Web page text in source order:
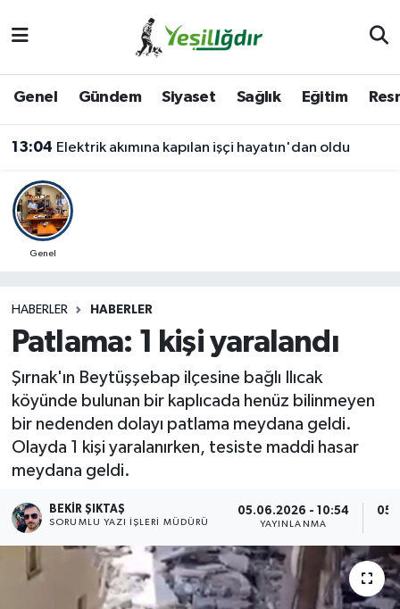
Genel Gündem Siyaset Sağlık Eğitim
13:04 Elektrik akımına kapılan işçi hayatın'dan oldu
Genel
HABERLER HABERLER
Patlama: 1 kişi yaralandı
Şırnak'ın Beytüşşebap ilçesine bağlı Ilıcak
köyünde bulunan bir kaplıcada henüz bilinmeyen
bir nedenden dolayı patlama meydana geldi.
Olayda 1 kişi yaralanırken, tesiste maddi hasar
meydana geldi.
BEKIR ŞIKTAŞ
SORUMLU YAZI İŞLERI MÜDÜRÜ
05.06.2026 - 10:54
YAYINLANMA
İğdir Namaz Vakitleri
Iğdır Trafik Yoğunluk Haritası
Süper Lig Puan Durumu ve Fikstür
Son Dakika Haberleri
Haber Arşivi